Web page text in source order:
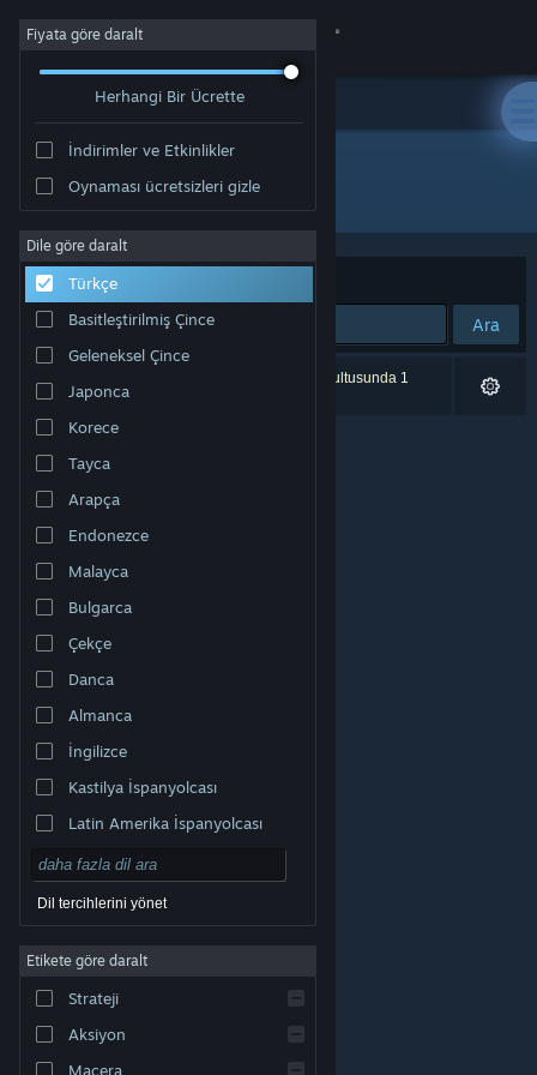
Giriş yap
Hakkında
Destek
Dili değiştir
Steam mobil uygulamasını yükle
Masaüstü internet sitesini görüntüle
markalar, ABD ve diğer ülkelerde ilgili sahiplerinin
Erişilebilirlik |
Çerezler
Fiyata göre daralt
Herhangi Bir Ücrette
İndirimler ve Etkinlikler
Oynaması ücretsizleri gizle
Dile göre daralt
Türkçe
Basitleştirilmiş Çince
Geleneksel Çince
Japonca
Korece
Tayca
Arapça
Endonezce
Malayca
Bulgarca
Çekçe
Danca
Almanca
İngilizce
Kastilya İspanyolcası
Latin Amerika İspanyolcası
Dil tercihlerini yönet
Etikete göre daralt
Strateji
Aksiyon
Macera
Geliştirici: Winning Streak Games GmbH
Sırala Uygunluk
Ara
0 sonuç aramanızla eşleşiyor. Tercihleriniz doğrultusunda 1
ürün dâhil edilmedi.